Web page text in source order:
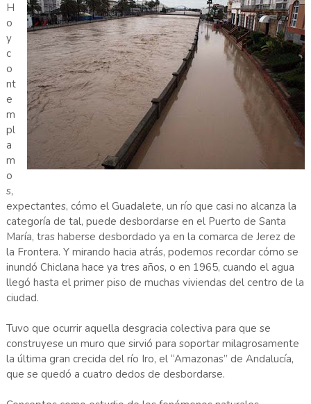
H
o
y
c
o
nt
e
m
pl
a
m
o
s,
expectantes, cómo el Guadalete, un río que casi no alcanza la
categoría de tal, puede desbordarse en el Puerto de Santa
María, tras haberse desbordado ya en la comarca de Jerez de
la Frontera. Y mirando hacia atrás, podemos recordar cómo se
inundó Chiclana hace ya tres años, o en 1965, cuando el agua
llegó hasta el primer piso de muchas viviendas del centro de la
ciudad.
Tuvo que ocurrir aquella desgracia colectiva para que se
construyese un muro que sirvió para soportar milagrosamente
la última gran crecida del río Iro, el “Amazonas” de Andalucía,
que se quedó a cuatro dedos de desbordarse.